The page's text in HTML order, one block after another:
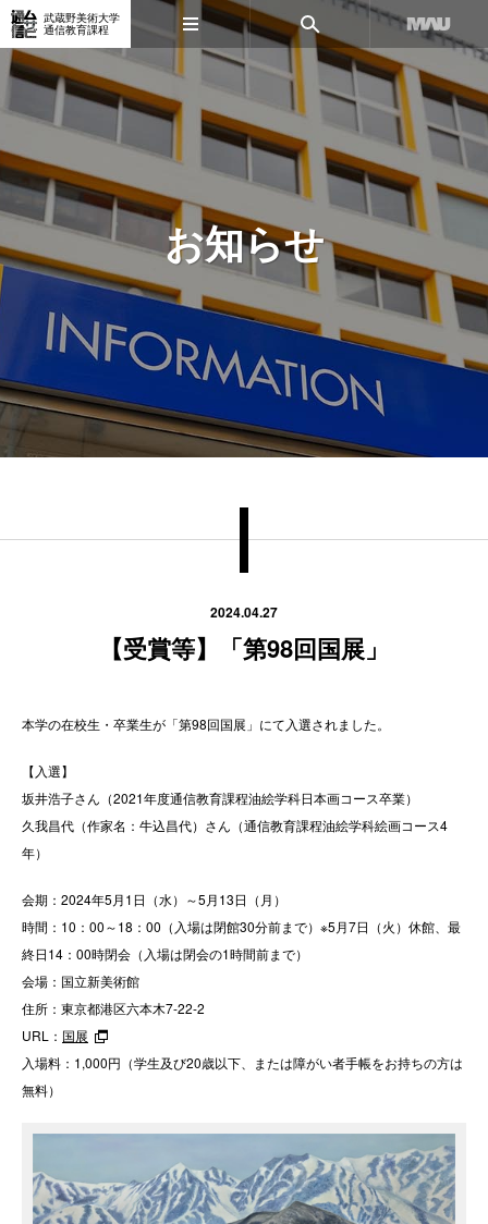
武蔵野美術大学
通信教育課程
お知らせ
2024.04.27
【受賞等】「第98回国展」
本学の在校生・卒業生が「第98回国展」にて入選されました。
【入選】
坂井浩子さん（2021年度通信教育課程油絵学科日本画コース卒業）
久我昌代（作家名：牛込昌代）さん（通信教育課程油絵学科絵画コース4
年）
会期：2024年5月1日（水）～5月13日（月）
時間：10：00～18：00（入場は閉館30分前まで）※5月7日（火）休館、最
終日14：00時閉会（入場は閉会の1時間前まで）
会場：国立新美術館
住所： 東京都港区六本木7-22-2
URL： 国展
入場料：1,000円（学生及び20歳以下、または障がい者手帳をお持ちの方は
無料）